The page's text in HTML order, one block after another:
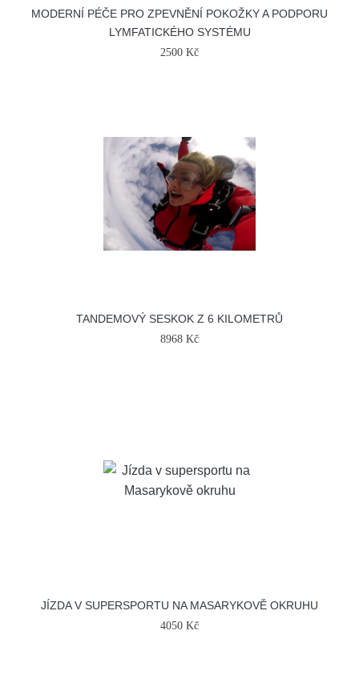
MODERNÍ PÉČE PRO ZPEVNĚNÍ POKOŽKY A PODPORU
LYMFATICKÉHO SYSTÉMU
2500 Kč
TANDEMOVÝ SESKOK Z 6 KILOMETRŮ
8968 Kč
JÍZDA V SUPERSPORTU NA MASARYKOVĚ OKRUHU
4050 Kč